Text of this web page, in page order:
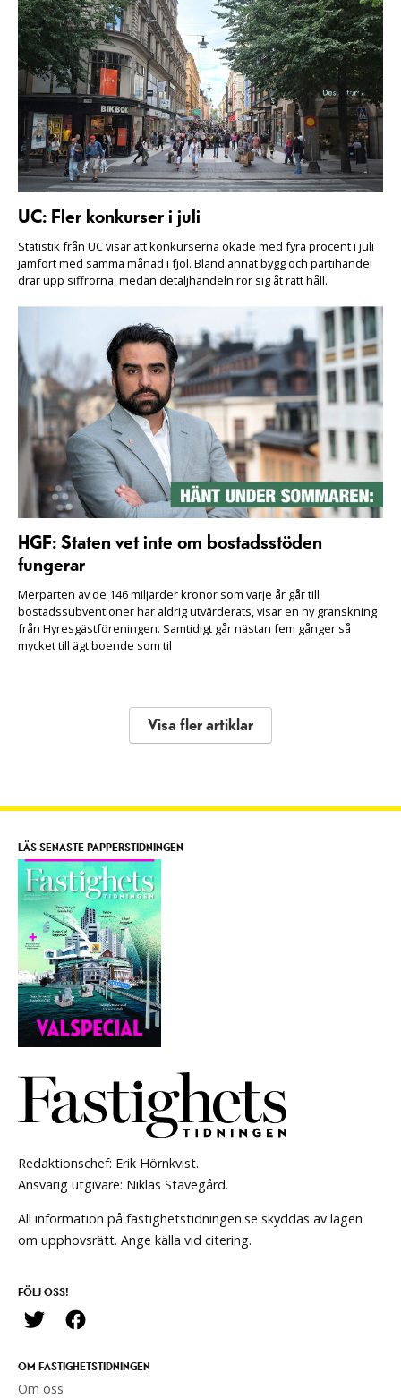
UC: Fler konkurser i juli
Statistik från UC visar att konkurserna ökade med fyra procent i juli
jämfört med samma månad i fjol. Bland annat bygg och partihandel
drar upp siffrorna, medan detaljhandeln rör sig åt rätt håll.
HGF: Staten vet inte om bostadsstöden
fungerar
Merparten av de 146 miljarder kronor som varje år går till
bostadssubventioner har aldrig utvärderats, visar en ny granskning
från Hyresgästföreningen. Samtidigt går nästan fem gånger så
mycket till ägt boende som til
Visa fler artiklar
Redaktionschef: Erik Hörnkvist.
Ansvarig utgivare: Niklas Stavegård.
All information på fastighetstidningen.se skyddas av lagen
om upphovsrätt. Ange källa vid citering.
FÖLJ OSS!
OM FASTIGHETSTIDNINGEN
Om oss
LÄS SENASTE PAPPERSTIDNINGEN